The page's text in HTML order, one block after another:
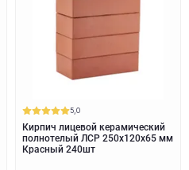
5,0
Кирпич лицевой керамический
полнотелый ЛСР 250х120х65 мм
Красный 240шт